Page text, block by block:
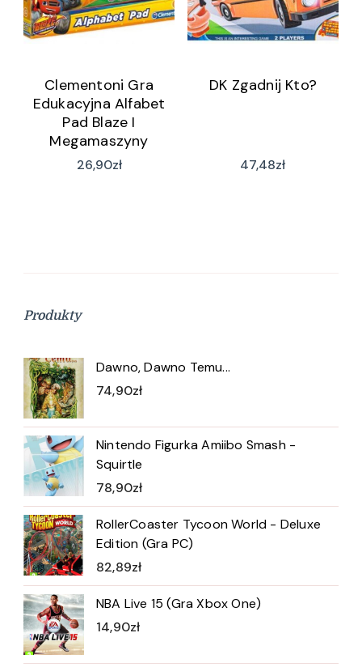
Clementoni Gra
Edukacyjna Alfabet
Pad Blaze I
Megamaszyny
26,90zł
DK Zgadnij Kto?
47,48zł
Produkty
Dawno, Dawno Temu...
74,90zł
Nintendo Figurka Amiibo Smash -
Squirtle
78,90zł
RollerCoaster Tycoon World - Deluxe
Edition (Gra PC)
82,89zł
NBA Live 15 (Gra Xbox One)
14,90zł